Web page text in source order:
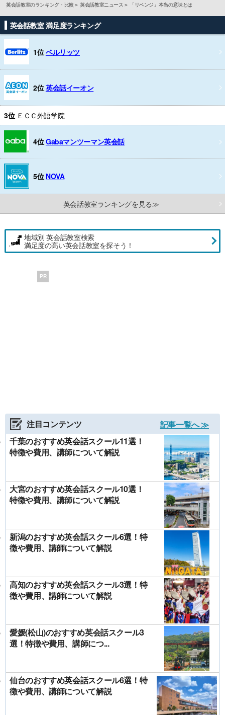
英会話教室のランキング・比較 英会話教室ニュース 「リベンジ」本当の意味とは
英会話教室 満足度ランキング
1位ベルリッツ
2位英会話イーオン
3位 ＥＣＣ外語学院
4位Gabaマンツーマン英会話
5位 NOVA
英会話教室ランキングを見る≫
地域別 英会話教室検索
満足度の高い英会話教室を探そう！
PR
注目コンテンツ
記事一覧へ ≫
千葉のおすすめ英会話スクール11選！
特徴や費用、講師について解説
大宮のおすすめ英会話スクール10選！
特徴や費用、講師について解説
新潟のおすすめ英会話スクール6選！特
徴や費用、講師について解説
高知のおすすめ英会話スクール3選！特
徴や費用、講師について解説
愛媛(松山)のおすすめ英会話スクール3
選！特徴や費用、講師につ...
仙台のおすすめ英会話スクール6選！特
徴や費用、講師について解説